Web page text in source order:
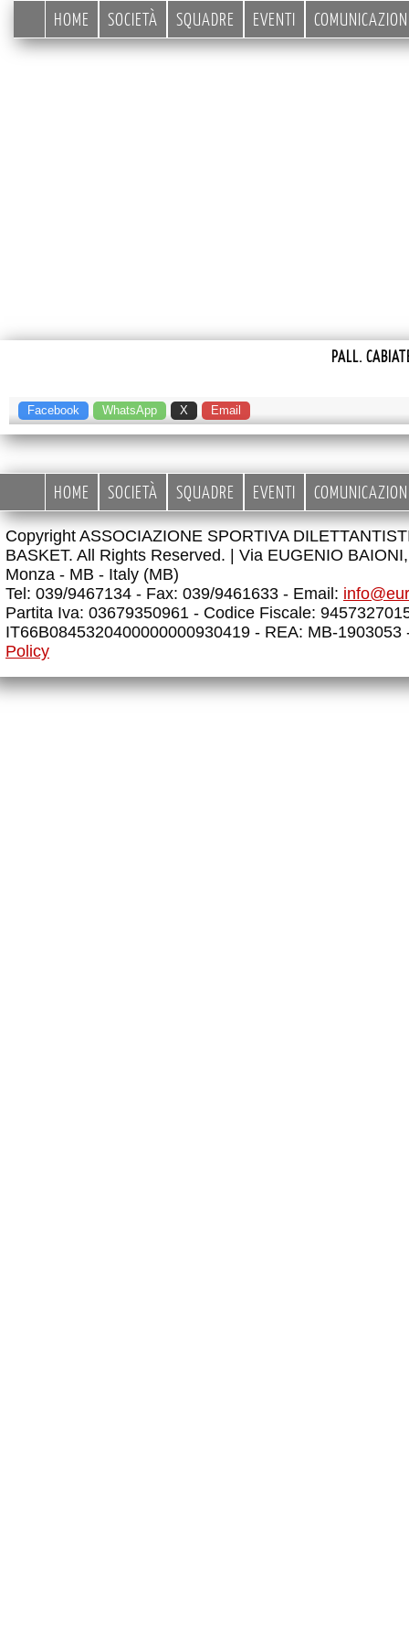
HOME SOCIETÀ SQUADRE EVENTI
PALL.
Facebook WhatsApp X Email
HOME SOCIETÀ SQUADRE EVENTI
Copyright ASSOCIAZIONE SPORTIVA
BASKET. All Rights Reserved. | Via EUGENIO
Monza - MB - Italy (MB)
Tel: 039/9467134 - Fax: 039/9461633 - Email:
Partita Iva: 03679350961 - Codice Fiscale:
IT66B0845320400000000930419 - REA: MB-
Policy